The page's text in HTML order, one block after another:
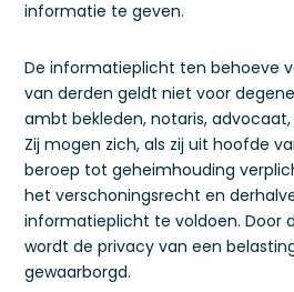
informatie te geven.
De informatieplicht ten behoeve
van derden geldt niet voor
ambt bekleden, notaris,
Zij mogen zich, als zij uit hoofde
beroep tot geheimhouding
het verschoningsrecht en
informatieplicht te voldoen. Door
wordt de privacy van een
gewaarborgd.